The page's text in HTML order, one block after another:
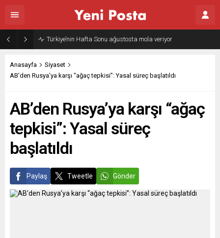
Türkiye’nin Hafta Sonu ağustosta mola veriyor
Anasayfa
Siyaset
AB’den Rusya’ya karşı “ağaç tepkisi”: Yasal süreç başlatıldı
AB’den Rusya’ya karşı “ağaç
tepkisi”: Yasal süreç
başlatıldı
Paylaş Tweetle Gönder